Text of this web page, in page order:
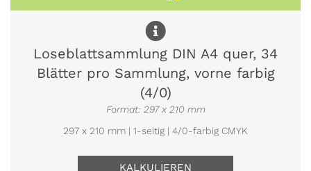
Loseblattsammlung DIN A4 quer, 34
Blätter pro Sammlung, vorne farbig
(4/0)
Format: 297 x 210 mm
297 x 210 mm | 1-seitig | 4/0-farbig CMYK
KALKULIEREN